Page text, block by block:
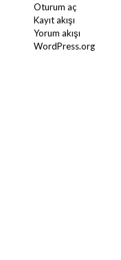
Oturum aç
Kayıt akışı
Yorum akışı
WordPress.org